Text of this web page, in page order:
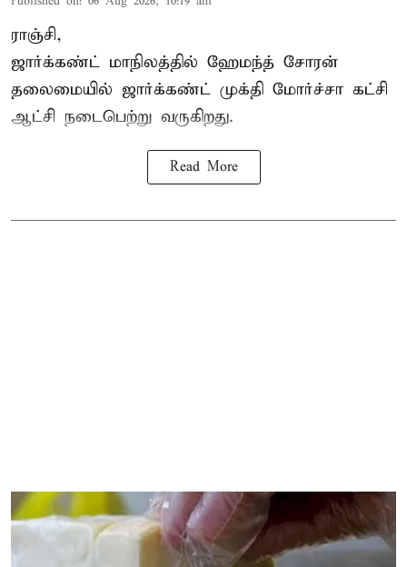
ராஞ்சி,
ஜார்க்கண்ட் மாநிலத்தில் ஹேமந்த் சோரன்
தலைமையில் ஜார்க்கண்ட் முக்தி மோர்ச்சா கட்சி
ஆட்சி நடைபெற்று வருகிறது.
Read More